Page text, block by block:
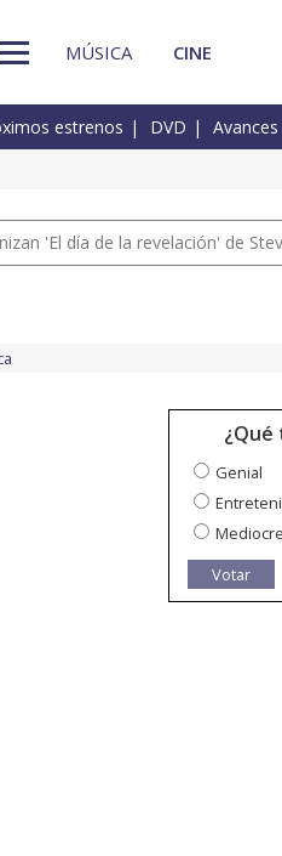
MÚSICA CINE
estrenos DVD Avances
'El día de la revelación' de
¿Qué
Genial
Mediocre
Votar